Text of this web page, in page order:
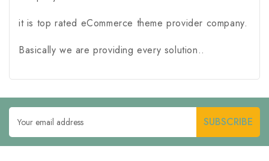
it is top rated eCommerce theme provider company.
Basically we are providing every solution..
Email
Address